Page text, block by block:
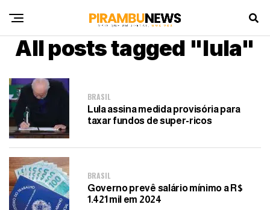
All posts tagged "lula"
BRASIL
Lula assina medida provisória para
taxar fundos de super-ricos
BRASIL
Governo prevê salário mínimo a R$
1.421 mil em 2024